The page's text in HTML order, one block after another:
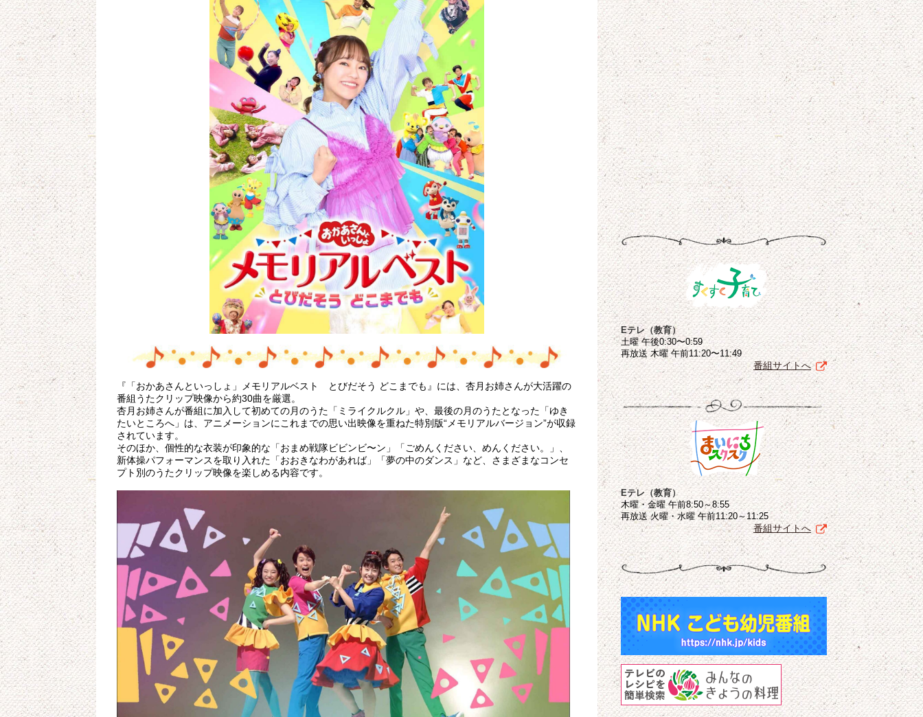
『「おかあさんといっしょ」メモリアルベスト とびだそう どこまでも』には、杏月お姉さんが大活躍の
番組うたクリップ映像から約30曲を厳選。
杏月お姉さんが番組に加入して初めての月のうた「ミライクルクル」や、最後の月のうたとなった「ゆき
たいところへ」は、アニメーションにこれまでの思い出映像を重ねた特別版“メモリアルバージョン”が収録
されています。
そのほか、個性的な衣装が印象的な「おまめ戦隊ビビンビ〜ン」「ごめんください、めんください。」、
新体操パフォーマンスを取り入れた「おおきなわがあれば」「夢の中のダンス」など、さまざまなコンセ
プト別のうたクリップ映像を楽しめる内容です。
Eテレ（教育）
土曜 午後0:30〜0:59
再放送 木曜 午前11:20〜11:49
番組サイトへ
Eテレ（教育）
木曜・金曜 午前8:50～8:55
再放送 火曜・水曜 午前11:20～11:25
番組サイトへ